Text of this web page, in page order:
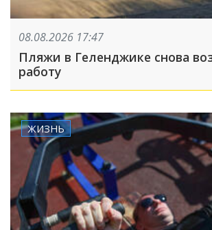
08.08.2026 17:47
Пляжи в Геленджике снова
работу
ЖИЗНЬ